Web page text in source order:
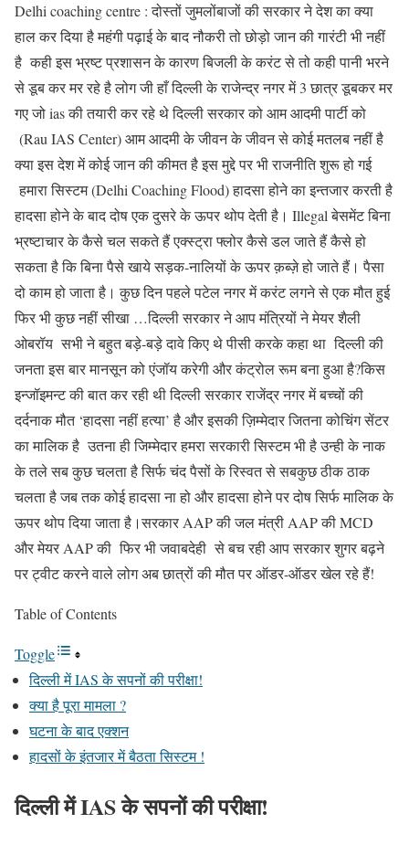
Delhi coaching centre : दोस्तों जुमलोंबाजों की सरकार ने देश का क्या
हाल कर दिया है महंगी पढ़ाई के बाद नौकरी तो छोड़ो जान की गारंटी भी नहीं
है कही इस भ्रष्ट प्रशासन के कारण बिजली के करंट से तो कही पानी भरने
से डूब कर मर रहे है लोग जी हाँ दिल्ली के राजेन्द्र नगर में 3 छात्र डूबकर मर
गए जो ias की तयारी कर रहे थे दिल्ली सरकार को आम आदमी पार्टी को
(Rau IAS Center) आम आदमी के जीवन के जीवन से कोई मतलब नहीं है
क्या इस देश में कोई जान की कीमत है इस मुद्दे पर भी राजनीति शुरू हो गई
हमारा सिस्टम (Delhi Coaching Flood) हादसा होने का इन्तजार करती है
हादसा होने के बाद दोष एक दुसरे के ऊपर थोप देती है। Illegal बेसमेंट बिना
भ्रष्टाचार के कैसे चल सकते हैं एक्स्ट्रा फ्लोर कैसे डल जाते हैं कैसे हो
सकता है कि बिना पैसे खाये सड़क-नालियों के ऊपर क़ब्ज़े हो जाते हैं। पैसा
दो काम हो जाता है। कुछ दिन पहले पटेल नगर में करंट लगने से एक मौत हुई
फिर भी कुछ नहीं सीखा …दिल्ली सरकार ने आप मंत्रियों ने मेयर शैली
ओबरॉय सभी ने बहुत बड़े-बड़े दावे किए थे पीसी करके कहा था दिल्ली की
जनता इस बार मानसून को एंजॉय करेगी और कंट्रोल रूम बना हुआ है?किस
इन्जॉइमन्ट की बात कर रही थी दिल्ली सरकार राजेंद्र नगर में बच्चों की
दर्दनाक मौत ‘हादसा नहीं हत्या’ है और इसकी ज़िम्मेदार जितना कोचिंग सेंटर
का मालिक है उतना ही जिम्मेदार हमरा सरकारी सिस्टम भी है उन्ही के नाक
के तले सब कुछ चलता है सिर्फ चंद पैसों के रिस्वत से सबकुछ ठीक ठाक
चलता है जब तक कोई हादसा ना हो और हादसा होने पर दोष सिर्फ मालिक के
ऊपर थोप दिया जाता है।सरकार AAP की जल मंत्री AAP की MCD
और मेयर AAP की फिर भी जवाबदेही से बच रही आप सरकार शुगर बढ़ने
पर ट्वीट करने वाले लोग अब छात्रों की मौत पर ऑडर-ऑडर खेल रहे हैं!
Table of Contents
Toggle
दिल्ली में IAS के सपनों की परीक्षा!
क्या है पूरा मामला ?
घटना के बाद एक्शन
हादसों के इंतजार में बैठता सिस्टम !
दिल्ली में IAS के सपनों की परीक्षा!